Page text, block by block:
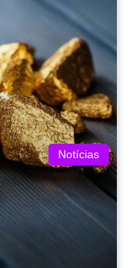
Notícias